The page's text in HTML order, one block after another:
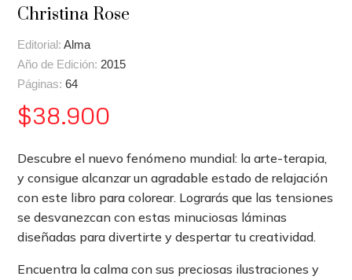
Christina Rose
Editorial: Alma
Año de Edición: 2015
Páginas:64
$38.900
Descubre el nuevo fenómeno mundial: la arte-terapia,
y consigue alcanzar un agradable estado de relajación
con este libro para colorear. Lograrás que las tensiones
se desvanezcan con estas minuciosas láminas
diseñadas para divertirte y despertar tu creatividad.
Encuentra la calma con sus preciosas ilustraciones y